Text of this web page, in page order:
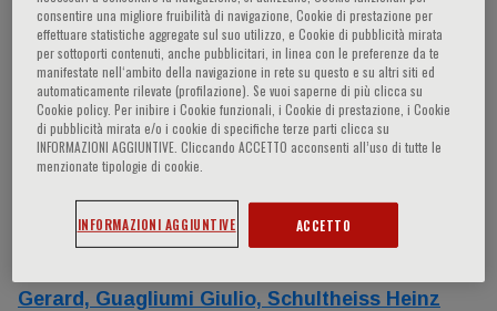
Iacopo, Pfeffer Marc, Marzilli Mario,Cowie
Martin R.,Volpe Massimo,Elliott Perry M.,
Sechtem Udo,Shimokawa Hiroaki,Ridker Paul
M.,Libby Peter, Grasso Carmelo, Maisano
Francesco,Sinagra Gianfranco,Luis Zamorano
Jose,Cook Nancy,Gaemperli Oliver,Lerman
David,Cianflone Domenico,
Pagano Domenico,
Gerard, Guagliumi Giulio, Schultheiss Heinz
consentire una migliore fruibilità di navigazione, Cookie di prestazione per
effettuare statistiche aggregate sul suo utilizzo, e Cookie di pubblicità mirata
per sottoporti contenuti, anche pubblicitari, in linea con le preferenze da te
manifestate nell‘ambito della navigazione in rete su questo e su altri siti ed
automaticamente rilevate (profilazione). Se vuoi saperne di più clicca su
Cookie policy. Per inibire i Cookie funzionali, i Cookie di prestazione, i Cookie
di pubblicità mirata e/o i cookie di specifiche terze parti clicca su
INFORMAZIONI AGGIUNTIVE. Cliccando ACCETTO acconsenti all’uso di tutte le
menzionate tipologie di cookie.
INFORMAZIONI AGGIUNTIVE ACCETTO